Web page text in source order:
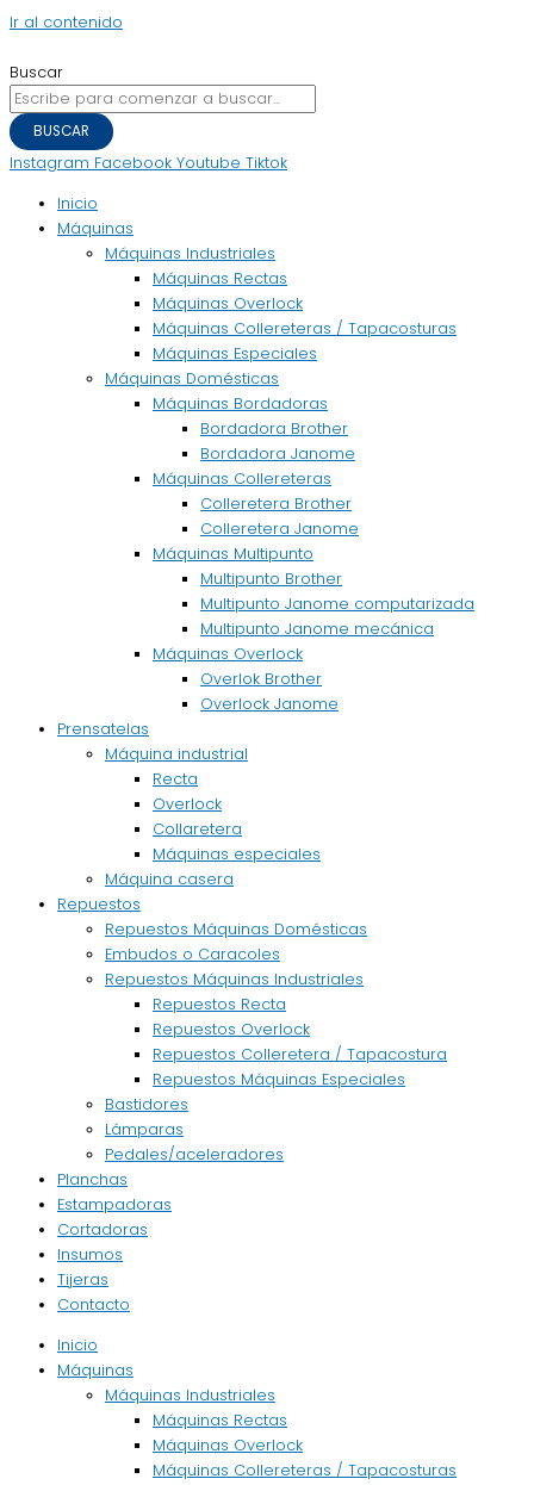
Ir al contenido
Buscar
BUSCAR
Instagram Facebook Youtube Tiktok
Inicio
Máquinas
Máquinas Industriales
Máquinas Rectas
Máquinas Overlock
Máquinas Collereteras / Tapacosturas
Máquinas Especiales
Máquinas Domésticas
Máquinas Bordadoras
Bordadora Brother
Bordadora Janome
Máquinas Collereteras
Colleretera Brother
Colleretera Janome
Máquinas Multipunto
Multipunto Brother
Multipunto Janome computarizada
Multipunto Janome mecánica
Máquinas Overlock
Overlok Brother
Overlock Janome
Prensatelas
Máquina industrial
Recta
Overlock
Collaretera
Máquinas especiales
Máquina casera
Repuestos
Repuestos Máquinas Domésticas
Embudos o Caracoles
Repuestos Máquinas Industriales
Repuestos Recta
Repuestos Overlock
Repuestos Colleretera / Tapacostura
Repuestos Máquinas Especiales
Bastidores
Lámparas
Pedales/aceleradores
Planchas
Estampadoras
Cortadoras
Insumos
Tijeras
Contacto
Inicio
Máquinas
Máquinas Industriales
Máquinas Rectas
Máquinas Overlock
Máquinas Collereteras / Tapacosturas